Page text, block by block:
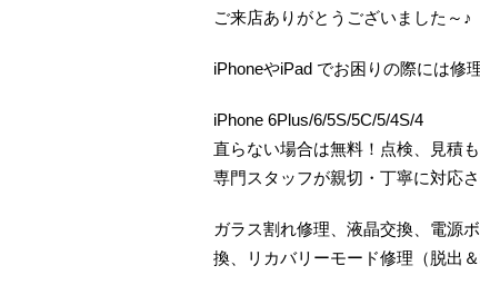
ご来店ありがとうございました～♪
iPhoneやiPad でお困りの際には修
iPhone 6Plus/6/5S/5C/5/4S/4
直らない場合は無料！点検、見積
専門スタッフが親切・丁寧に対応
ガラス割れ修理、液晶交換、電源
換、リカバリーモード修理（脱出